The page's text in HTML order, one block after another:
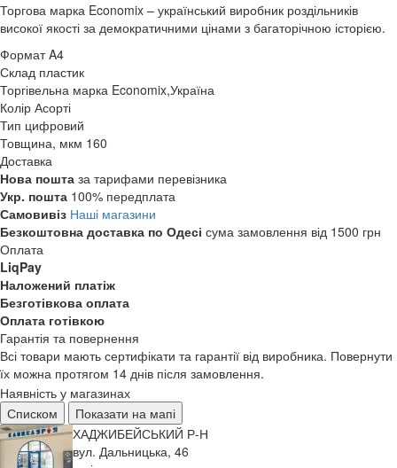
Торгова марка Economix – український виробник роздільників
високої якості за демократичними цінами з багаторічною історією.
Формат A4
Склад пластик
Торгівельна марка Economix,Україна
Колір Асорті
Тип цифровий
Товщина, мкм 160
Доставка
Нова пошта за тарифами перевізника
Укр. пошта 100% передплата
Самовивіз Наші магазини
Безкоштовна доставка по Одесі сума замовлення від 1500 грн
Оплата
LiqPay
Наложений платіж
Безготівкова оплата
Оплата готівкою
Гарантія та повернення
Всі товари мають сертифікати та гарантії від виробника. Повернути
їх можна протягом 14 днів після замовлення.
Наявність у магазинах
Списком
Показати на мапі
ХАДЖИБЕЙСЬКИЙ Р-Н
вул. Дальницька, 46